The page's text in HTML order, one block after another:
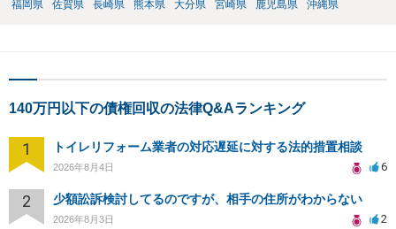
福岡県
佐賀県 長崎県 熊本県 大分県 宮崎県 鹿児島県 沖縄県
140万円以下の債権回収の法律Q&Aランキング
1 トイレリフォーム業者の対応遅延に対する法的措置相談
2026年8月4日 6
2 少額訟訴検討してるのですが、相手の住所がわからない
2026年8月3日 2